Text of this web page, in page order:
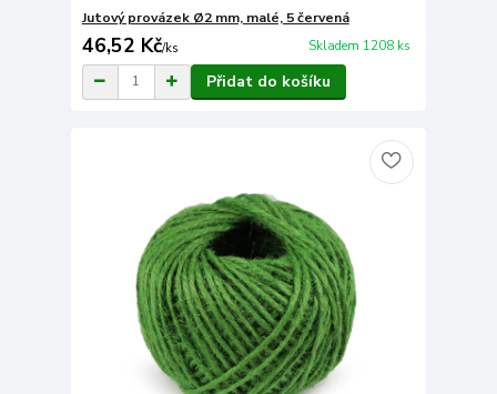
Jutový provázek Ø2 mm, malé, 5 červená
46,52 Kč/ks Skladem 1208 ks
Přidat do košíku